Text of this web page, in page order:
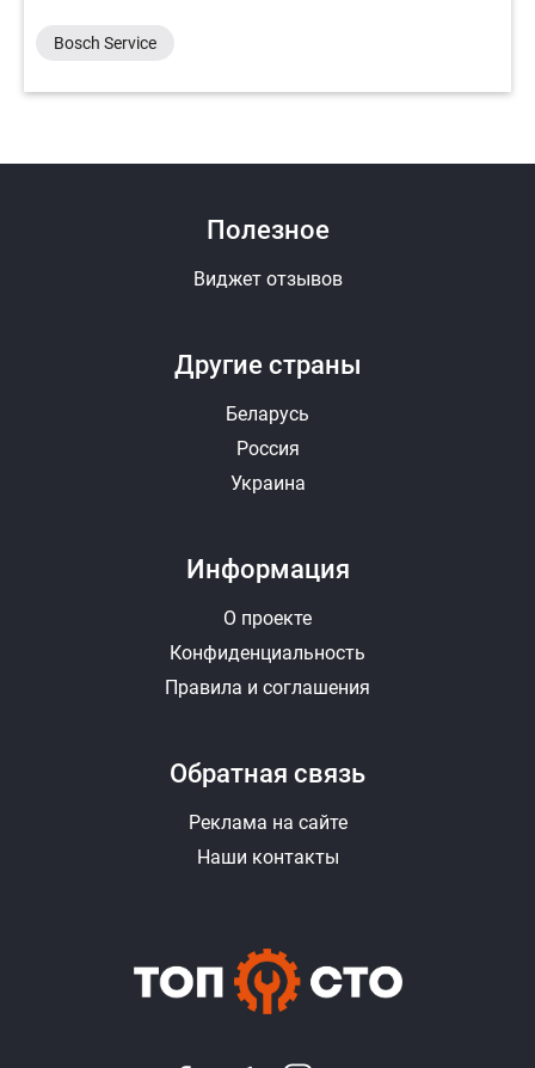
Bosch Service
Другие страны
Беларусь
Россия
Украина
Полезное
Виджет отзывов
Информация
О проекте
Конфиденциальность
Правила и соглашения
Обратная связь
Реклама на сайте
Наши контакты